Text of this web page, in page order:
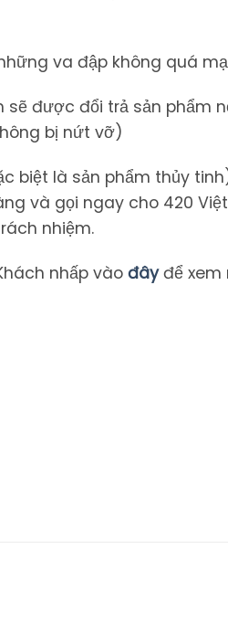
va đập không quá
sẽ được đổi trả sản phẩm
bị nứt vỡ)
biệt là sản phẩm thủy
và gọi ngay cho 420
nhiệm.
nhấp vào đâyđể xem